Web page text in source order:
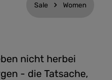
Sale Women
nicht herbei
- die Tatsache,